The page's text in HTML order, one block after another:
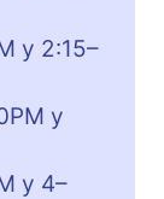
y 2:15–
y
y 4–